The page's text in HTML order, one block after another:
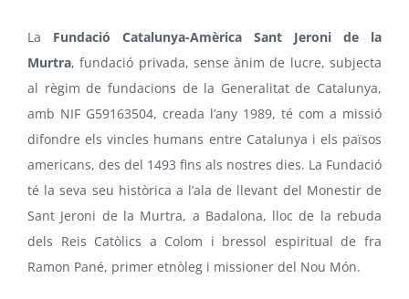
La Fundació Catalunya-Amèrica Sant Jeroni de la
Murtra, fundació privada, sense ànim de lucre, subjecta
al règim de fundacions de la Generalitat de Catalunya,
amb NIF G59163504, creada l’any 1989, té com a missió
difondre els vincles humans entre Catalunya i els països
americans, des del 1493 fins als nostres dies. La Fundació
té la seva seu històrica a l’ala de llevant del Monestir de
Sant Jeroni de la Murtra, a Badalona, lloc de la rebuda
dels Reis Catòlics a Colom i bressol espiritual de fra
Ramon Pané, primer etnòleg i missioner del Nou Món.